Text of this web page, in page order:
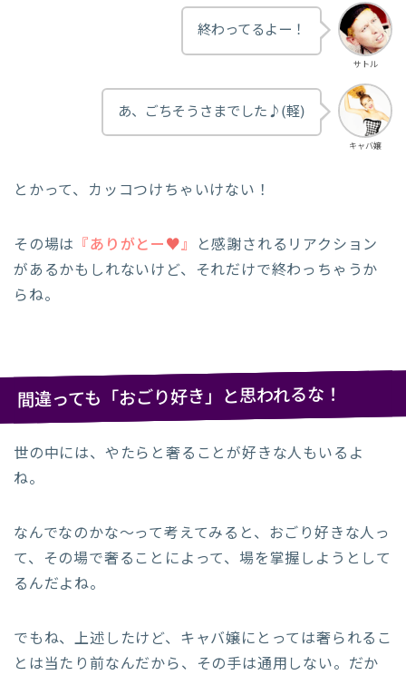
サトル
終わってるよー！
キャバ嬢
あ、ごちそうさまでした♪(軽)
とかって、カッコつけちゃいけない！
その場は 『ありがとー♥』
と感謝されるリアクション
があるかもしれないけど、それだけで終わっちゃうか
らね。
間違っても「おごり好き」と思われるな！
世の中には、やたらと奢ることが好きな人もいるよ
ね。
なんでなのかな〜って考えてみると、おごり好きな人っ
て、その場で奢ることによって、場を掌握しようとして
るんだよね。
でもね、上述したけど、キャバ嬢にとっては奢られるこ
とは当たり前なんだから、その手は通用しない。だか